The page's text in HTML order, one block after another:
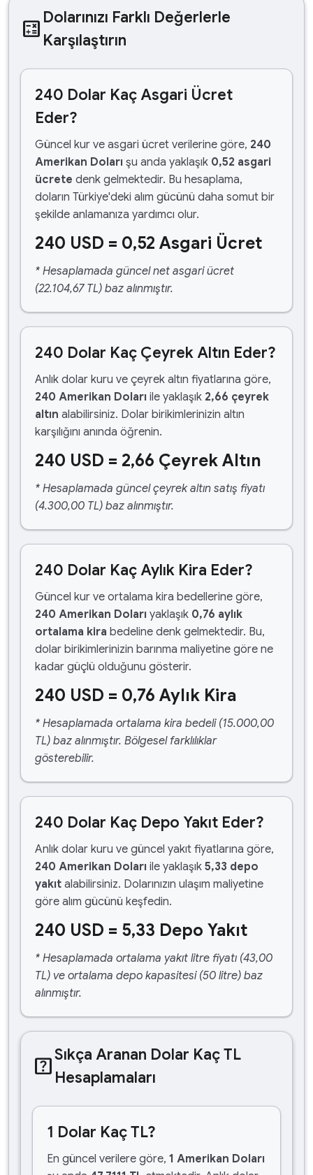
calculate Dolarınızı Farklı Değerlerle
Karşılaştırın
240 Dolar Kaç Asgari Ücret
Eder?
Güncel kur ve asgari ücret verilerine göre, 240
Amerikan Doları şu anda yaklaşık 0,52 asgari
ücrete denk gelmektedir. Bu hesaplama,
doların Türkiye'deki alım gücünü daha somut bir
şekilde anlamanıza yardımcı olur.
240 USD = 0,52 Asgari Ücret
* Hesaplamada güncel net asgari ücret
(22.104,67 TL) baz alınmıştır.
240 Dolar Kaç Çeyrek Altın Eder?
Anlık dolar kuru ve çeyrek altın fiyatlarına göre,
240 Amerikan Doları ile yaklaşık 2,66 çeyrek
altın alabilirsiniz. Dolar birikimlerinizin altın
karşılığını anında öğrenin.
240 USD = 2,66 Çeyrek Altın
* Hesaplamada güncel çeyrek altın satış fiyatı
(4.300,00 TL) baz alınmıştır.
240 Dolar Kaç Aylık Kira Eder?
Güncel kur ve ortalama kira bedellerine göre,
240 Amerikan Doları yaklaşık 0,76 aylık
ortalama kira bedeline denk gelmektedir. Bu,
dolar birikimlerinizin barınma maliyetine göre ne
kadar güçlü olduğunu gösterir.
240 USD = 0,76 Aylık Kira
* Hesaplamada ortalama kira bedeli (15.000,00
TL) baz alınmıştır. Bölgesel farklılıklar
gösterebilir.
240 Dolar Kaç Depo Yakıt Eder?
Anlık dolar kuru ve güncel yakıt fiyatlarına göre,
240 Amerikan Doları ile yaklaşık 5,33 depo
yakıt alabilirsiniz. Dolarınızın ulaşım maliyetine
göre alım gücünü keşfedin.
240 USD = 5,33 Depo Yakıt
* Hesaplamada ortalama yakıt litre fiyatı (43,00
TL) ve ortalama depo kapasitesi (50 litre) baz
alınmıştır.
help_centerSıkça Aranan Dolar Kaç TL
Hesaplamaları
1 Dolar Kaç TL?
En güncel verilere göre, 1 Amerikan Doları